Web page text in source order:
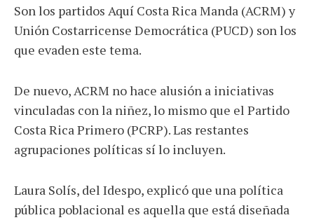
Son los partidos Aquí Costa Rica Manda (ACRM) y
Unión Costarricense Democrática (PUCD) son los
que evaden este tema.
De nuevo, ACRM no hace alusión a iniciativas
vinculadas con la niñez, lo mismo que el Partido
Costa Rica Primero (PCRP). Las restantes
agrupaciones políticas sí lo incluyen.
Laura Solís, del Idespo, explicó que una política
pública poblacional es aquella que está diseñada